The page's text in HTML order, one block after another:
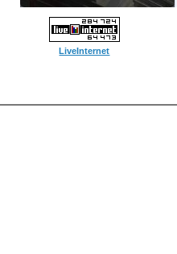
LiveInternet